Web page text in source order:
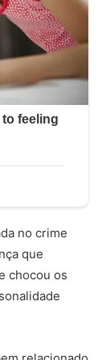
no crime
que
chocou os